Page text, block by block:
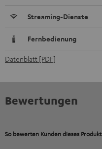
Streaming-Dienste
Fernbedienung
Datenblatt [PDF]
Bewertungen
So bewerten Kunden dieses Produkt